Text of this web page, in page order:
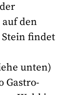
den
Stein findet
unten)
Gastro-